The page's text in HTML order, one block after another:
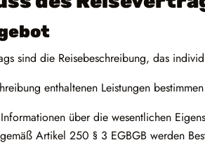
sind die Reisebeschreibung, das
enthaltenen Leistungen
über die wesentlichen
Artikel 250 § 3 EGBGB werden